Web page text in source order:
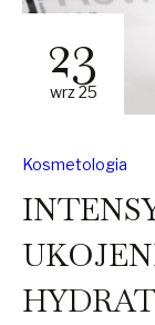
23
wrz 25
Kosmetologia